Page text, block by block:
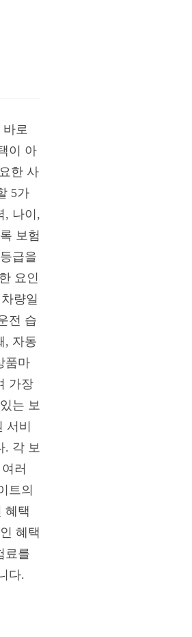
로
이 아
한 사
5가
, 나이,
보험
급을
요인
량일
전 습
, 자동
품마
가장
는 보
서비
. 각 보
러
트의
혜택
혜택
료를
다.